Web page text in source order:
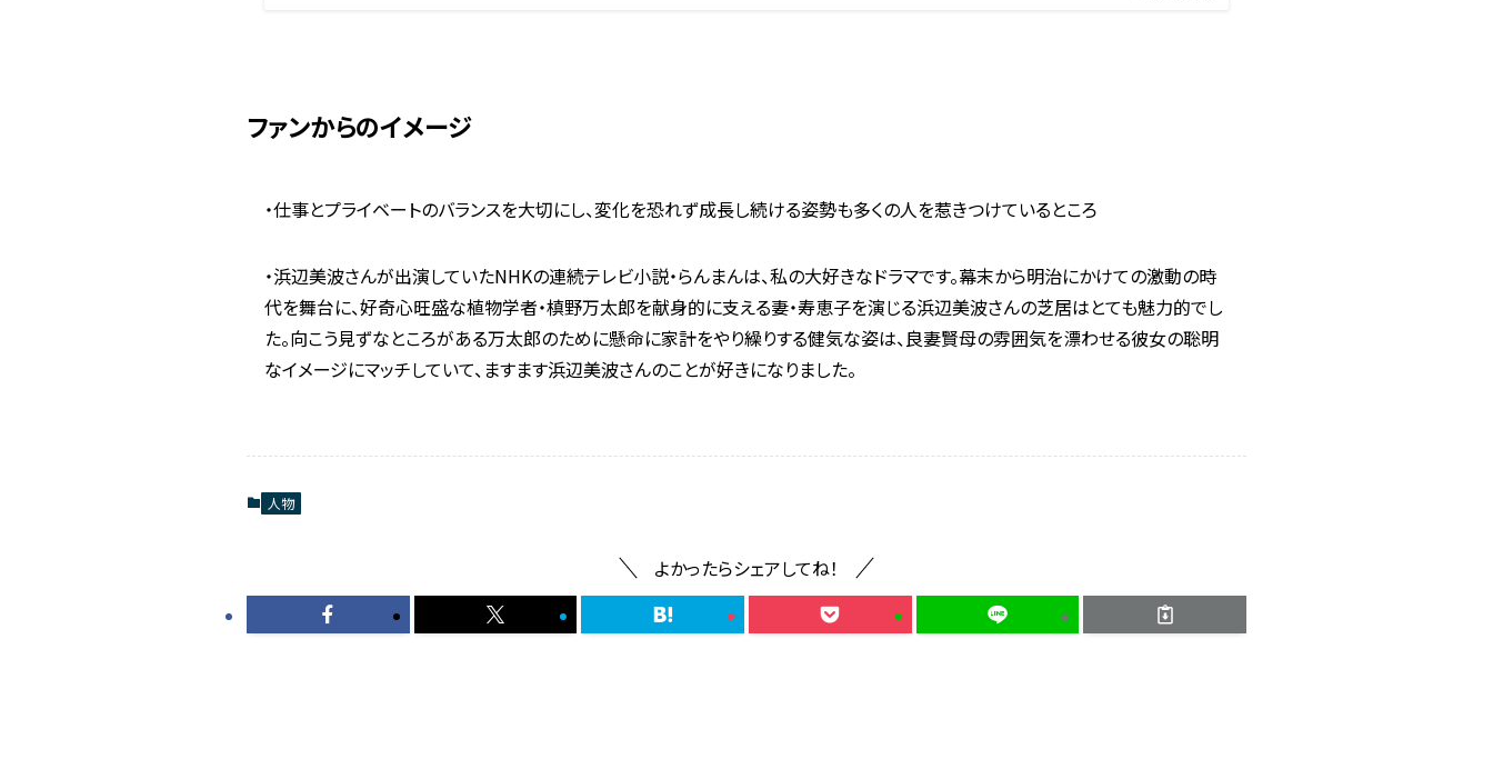
ファンからのイメージ
・仕事とプライベートのバランスを大切にし、変化を恐れず成長し続ける姿勢も多くの人を惹きつけているところ
・浜辺美波さんが出演していたNHKの連続テレビ小説・らんまんは、私の大好きなドラマです。幕末から明治にかけての激動の時
代を舞台に、好奇心旺盛な植物学者・槙野万太郎を献身的に支える妻・寿恵子を演じる浜辺美波さんの芝居はとても魅力的でし
た。向こう見ずなところがある万太郎のために懸命に家計をやり繰りする健気な姿は、良妻賢母の雰囲気を漂わせる彼女の聡明
なイメージにマッチしていて、ますます浜辺美波さんのことが好きになりました。
人物
よかったらシェアしてね！